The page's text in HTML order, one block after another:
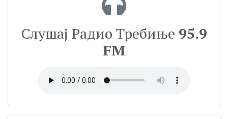
Слушај Радио Требиње 95.9
FM